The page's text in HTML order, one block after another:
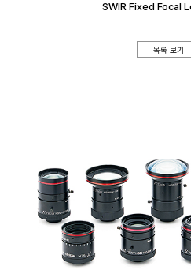
SWIR Fixed Focal
목록 보기